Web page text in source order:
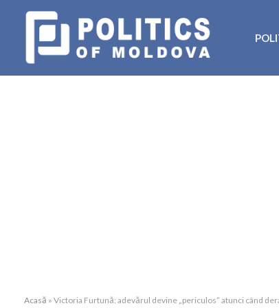
Acasă » Victoria Furtună: adevărul devine „periculos” atunci când